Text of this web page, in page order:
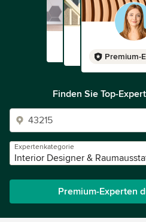
Premium-
Finden Sie Top-
Expertenkategorie
Interior Designer &
Premium-Experten